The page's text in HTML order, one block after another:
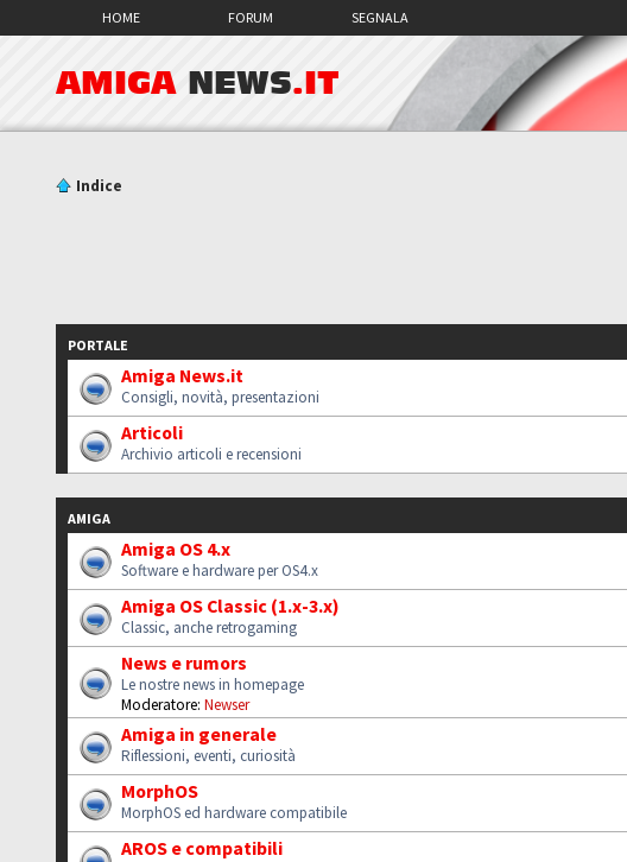
HOME FORUM SEGNALA
AMIGA NEWS.IT
Indice
PORTALE
Amiga News.it
Consigli, novità, presentazioni
Articoli
Archivio articoli e recensioni
AMIGA
Amiga OS 4.x
Software e hardware per OS4.x
Amiga OS Classic (1.x-3.x)
Classic, anche retrogaming
News e rumors
Le nostre news in homepage
Moderatore: Newser
Amiga in generale
Riflessioni, eventi, curiosità
MorphOS
MorphOS ed hardware compatibile
AROS e compatibili